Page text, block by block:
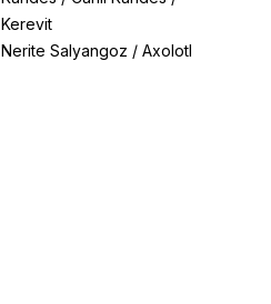
Kerevit
Nerite Salyangoz /Axolotl